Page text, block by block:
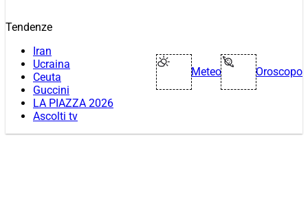
Tendenze
Iran
Ucraina
Ceuta
Guccini
LA PIAZZA 2026
Ascolti tv
Meteo Oroscopo